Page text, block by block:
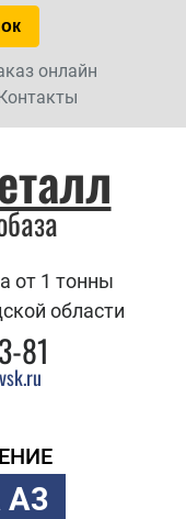
онлайн
от 1 тонны
области
81